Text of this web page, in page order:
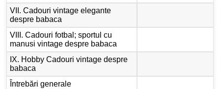
VII. Cadouri vintage elegante
despre babaca
VIII. Cadouri fotbal; sportul cu
manusi vintage despre babaca
IX. Hobby Cadouri vintage despre
babaca
Întrebări generale